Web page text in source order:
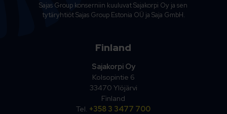
Sajas Group konserniin kuuluvat Sajakorpi Oy ja sen
tytäryhtiöt Sajas Group Estonia OÜ ja Saja GmbH.
Finland
Sajakorpi Oy
Kolsopintie 6
33470 Ylöjärvi
Finland
Tel. +358 3 3477 700